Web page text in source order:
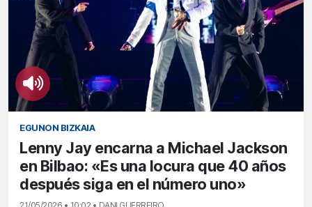
EGUNON BIZKAIA
Lenny Jay encarna a Michael Jackson
en Bilbao: «Es una locura que 40 años
después siga en el número uno»
21/05/2026 • 10:02 • DANI GUERREIRO